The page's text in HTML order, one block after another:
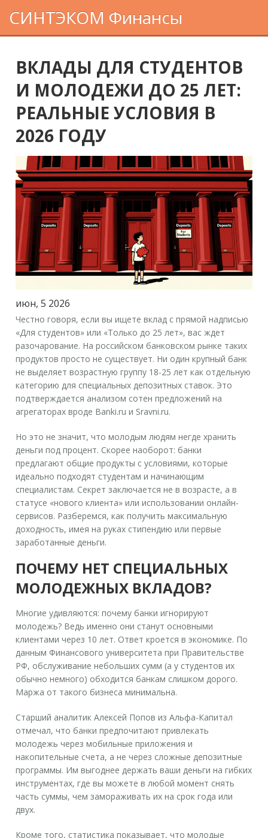
СИНТЭКОМ Финансы
ВКЛАДЫ ДЛЯ СТУДЕНТОВ
И МОЛОДЕЖИ ДО 25 ЛЕТ:
РЕАЛЬНЫЕ УСЛОВИЯ В
2026 ГОДУ
июн, 5 2026
Честно говоря, если вы ищете вклад с прямой надписью
«Для студентов» или «Только до 25 лет», вас ждет
разочарование. На российском банковском рынке таких
продуктов просто не существует. Ни один крупный банк
не выделяет возрастную группу 18-25 лет как отдельную
категорию для специальных депозитных ставок. Это
подтверждается анализом сотен предложений на
агрегаторах вроде Banki.ru и Sravni.ru.
Но это не значит, что молодым людям негде хранить
деньги под процент. Скорее наоборот: банки
предлагают общие продукты с условиями, которые
идеально подходят студентам и начинающим
специалистам. Секрет заключается не в возрасте, а в
статусе «нового клиента» или использовании онлайн-
сервисов. Разберемся, как получить максимальную
доходность, имея на руках стипендию или первые
заработанные деньги.
ПОЧЕМУ НЕТ СПЕЦИАЛЬНЫХ
МОЛОДЕЖНЫХ ВКЛАДОВ?
Многие удивляются: почему банки игнорируют
молодежь? Ведь именно они станут основными
клиентами через 10 лет. Ответ кроется в экономике. По
данным Финансового университета при Правительстве
РФ, обслуживание небольших сумм (а у студентов их
обычно немного) обходится банкам слишком дорого.
Маржа от такого бизнеса минимальна.
Старший аналитик Алексей Попов из Альфа-Капитал
отмечал, что банки предпочитают привлекать
молодежь через мобильные приложения и
накопительные счета, а не через сложные депозитные
программы. Им выгоднее держать ваши деньги на гибких
инструментах, где вы можете в любой момент снять
часть суммы, чем замораживать их на срок года или
двух.
Кроме того, статистика показывает, что молодые